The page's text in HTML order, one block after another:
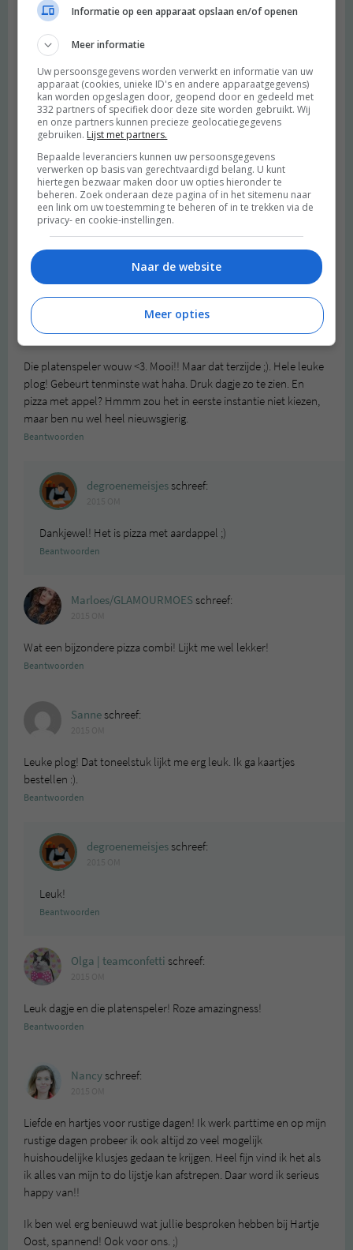
daar!
Beantwoorden
Ellenschreef:
2015 OM
Wat leuk! En die katten doe me zo hard aan de mijne denken.
Voor geen geld van de wereld zou ik ze kunnen missen.
Beantwoorden
Miranda schreef:
2015 OM
Leuke plog. Grappig dat de katten een vast ritueel hebben :-)
Beantwoorden
Marloes | Budgetproof.nlschreef:
2015 OM
Die platenspeler wouw <3. Mooi!! Maar dat terzijde ;). Hele leuke
plog! Gebeurt tenminste wat haha. Druk dagje zo te zien. En
pizza met appel? Hmmm zou het in eerste instantie niet kiezen,
maar ben nu wel heel nieuwsgierig.
Beantwoorden
degroenemeisjesschreef:
Dankjewel! Het is pizza met aardappel ;)
Beantwoorden
Marloes/GLAMOURMOES schreef:
Wat een bijzondere pizza combi! Lijkt me wel lekker!
Beantwoorden
Sanneschreef:
Leuke plog! Dat toneelstuk lijkt me erg leuk. Ik ga kaartjes
bestellen :).
Beantwoorden
degroenemeisjesschreef:
Leuk!
Beantwoorden
Olga | teamconfetti schreef:
Leuk dagje en die platenspeler! Roze amazingness!
Beantwoorden
Nancyschreef:
Liefde en hartjes voor rustige dagen! Ik werk parttime en op mijn
rustige dagen probeer ik ook altijd zo veel mogelijk
huishoudelijke klusjes gedaan te krijgen. Heel fijn vind ik het als
ik alles van mijn to do lijstje kan afstrepen. Daar word ik serieus
happy van!!
Ik ben wel erg benieuwd wat jullie besproken hebben bij Hartje
Oost, spannend! Ook voor ons. ;)
Informatie op een apparaat opslaan en/of openen
Meer informatie
Uw persoonsgegevens worden verwerkt en informatie van uw
apparaat (cookies, unieke ID's en andere apparaatgegevens)
kan worden opgeslagen door, geopend door en gedeeld met
332 partners of specifiek door deze site worden gebruikt. Wij
en onze partners kunnen precieze geolocatiegegevens
gebruiken. Lijst met partners.
Bepaalde leveranciers kunnen uw persoonsgegevens
verwerken op basis van gerechtvaardigd belang. U kunt
hiertegen bezwaar maken door uw opties hieronder te
beheren. Zoek onderaan deze pagina of in het sitemenu naar
een link om uw toestemming te beheren of in te trekken via de
privacy- en cookie-instellingen.
Naar de website
Meer opties